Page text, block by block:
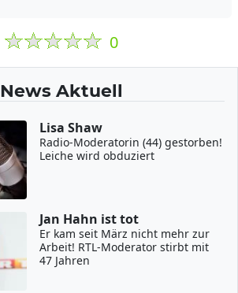
0
News Aktuell
Lisa Shaw
Radio-Moderatorin (44) gestorben!
Leiche wird obduziert
Jan Hahn ist tot
Er kam seit März nicht mehr zur
Arbeit! RTL-Moderator stirbt mit
47 Jahren